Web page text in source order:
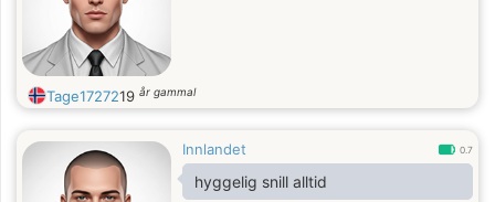
Tage1727219 år gammal
Innlandet 0.7
hyggelig snill alltid